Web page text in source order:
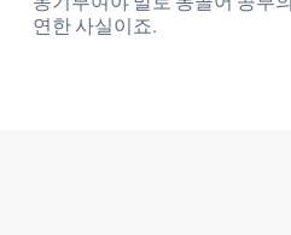
연한 사실이죠.